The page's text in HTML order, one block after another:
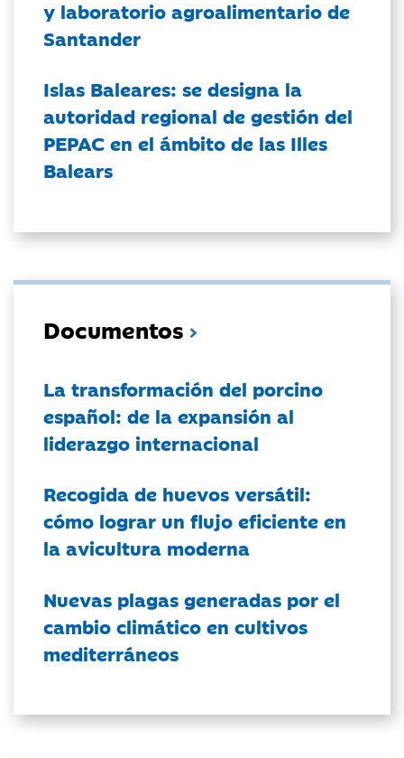
y laboratorio agroalimentario de
Santander
Islas Baleares: se designa la
autoridad regional de gestión del
PEPAC en el ámbito de las Illes
Balears
Documentos
La transformación del porcino
español: de la expansión al
liderazgo internacional
Recogida de huevos versátil:
cómo lograr un flujo eficiente en
la avicultura moderna
Nuevas plagas generadas por el
cambio climático en cultivos
mediterráneos